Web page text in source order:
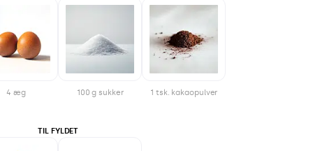
4 æg 100 g sukker 1 tsk. kakaopulver
TIL FYLDET